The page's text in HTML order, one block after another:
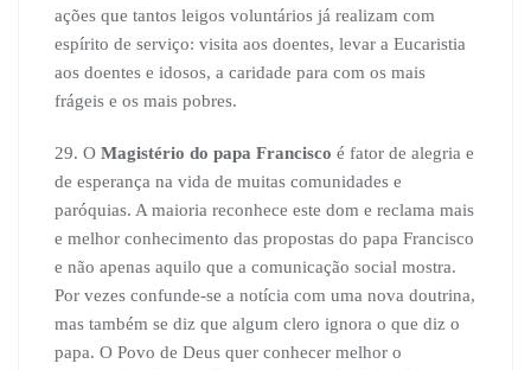
ações que tantos leigos voluntários já realizam com
espírito de serviço: visita aos doentes, levar a Eucaristia
aos doentes e idosos, a caridade para com os mais
frágeis e os mais pobres.
29. O Magistério do papa Francisco é fator de alegria e
de esperança na vida de muitas comunidades e
paróquias. A maioria reconhece este dom e reclama mais
e melhor conhecimento das propostas do papa Francisco
e não apenas aquilo que a comunicação social mostra.
Por vezes confunde-se a notícia com uma nova doutrina,
mas também se diz que algum clero ignora o que diz o
papa. O Povo de Deus quer conhecer melhor o